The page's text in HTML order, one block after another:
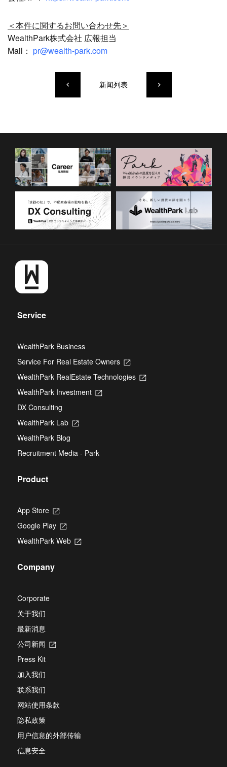
＜本件に関するお問い合わせ先＞
WealthPark株式会社 広報担当
Mail： pr@wealth-park.com
keyboard_arrow_left 新闻列表 keyboard_arrow_right
Service
WealthPark Business
Service For Real Estate Owners
Opens
a
WealthPark RealEstate Technologies
Opens
WealthPark Investment
Opens
DX Consulting
WealthPark Lab
Opens
new
tab
WealthPark Blog
Recruitment Media - Park
Product
App Store
Opens
a
new
tab
Google Play
Opens
a
WealthPark Web
Opens
Company
Corporate
关于我们
最新消息
公司新闻
Opens
Press Kit
加入我们
联系我们
网站使用条款
隐私政策
用户信息的外部传输
信息安全